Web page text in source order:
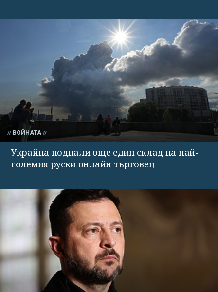
ВОЙНАТА
Украйна подпали още един склад на най-
големия руски онлайн търговец